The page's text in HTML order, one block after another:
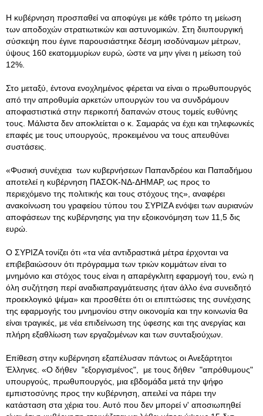
Η κυβέρνηση προσπαθεί να αποφύγει με κάθε τρόπο τη μείωση
των αποδοχών στρατιωτικών και αστυνομικών. Στη διυπουργική
σύσκεψη που έγινε παρουσιάστηκε δέσμη ισοδύναμων μέτρων,
ύψους 160 εκατομμυρίων ευρώ, ώστε να μην γίνει η μείωση τού
12%.
Στο μεταξύ, έντονα ενοχλημένος φέρεται να είναι ο πρωθυπουργός
από την απροθυμία αρκετών υπουργών του να συνδράμουν
αποφαστιστικά στην περικοπή δαπανών στους τομείς ευθύνης
τους. Μάλιστα δεν αποκλείεται ο κ. Σαμαράς να έχει και τηλεφωνκές
επαφές με τους υπουργούς, προκειμένου να τους απευθύνει
συστάσεις.
«Φυσική συνέχεια των κυβερνήσεων Παπανδρέου και Παπαδήμου
αποτελεί η κυβέρνηση ΠΑΣΟΚ-ΝΔ-ΔΗΜΑΡ, ως προς το
περιεχόμενο της πολιτικής και τους στόχους της», αναφέρει
ανακοίνωση του γραφείου τύπου του ΣΥΡΙΖΑ ενόψει των αυριανών
αποφάσεων της κυβέρνησης για την εξοικονόμηση των 11,5 δις
ευρώ.
Ο ΣΥΡΙΖΑ τονίζει ότι «τα νέα αντιδραστικά μέτρα έρχονται να
επιβεβαιώσουν ότι πρόγραμμα των τριών κομμάτων είναι το
μνημόνιο και στόχος τους είναι η απαρέγκλιτη εφαρμογή του, ενώ η
όλη συζήτηση περί αναδιαπραγμάτευσης ήταν άλλο ένα συνειδητό
προεκλογικό ψέμα» και προσθέτει ότι οι επιπτώσεις της συνέχισης
της εφαρμογής του μνημονίου στην οικονομία και την κοινωνία θα
είναι τραγικές, με νέα επιδείνωση της ύφεσης και της ανεργίας και
πλήρη εξαθλίωση των εργαζομένων και των συνταξιούχων.
Επίθεση στην κυβέρνηση εξαπέλυσαν πάντως οι Ανεξάρτητοι
Έλληνες. «Ο δήθεν "εξοργισμένος", με τους δήθεν "απρόθυμους"
υπουργούς, πρωθυπουργός, μια εβδομάδα μετά την ψήφο
εμπιστοσύνης προς την κυβέρνηση, απειλεί να πάρει την
κατάσταση στα χέρια του. Αυτό που δεν μπορεί ν' αποσιωπηθεί